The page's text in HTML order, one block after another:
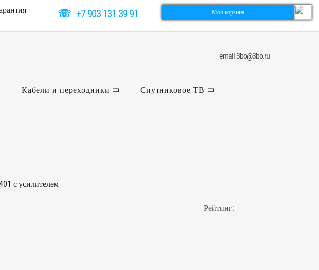
☏+7 903 131 39 91 Моя корзина
email 3bo@3bo.ru
Кабели и переходники
Спутниковое ТВ
с усилителем
Рейтинг: